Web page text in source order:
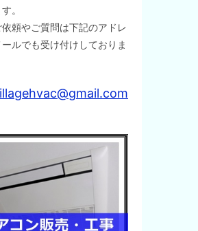
。
依頼やご質問は下記のアドレ
ールでも受け付けしておりま